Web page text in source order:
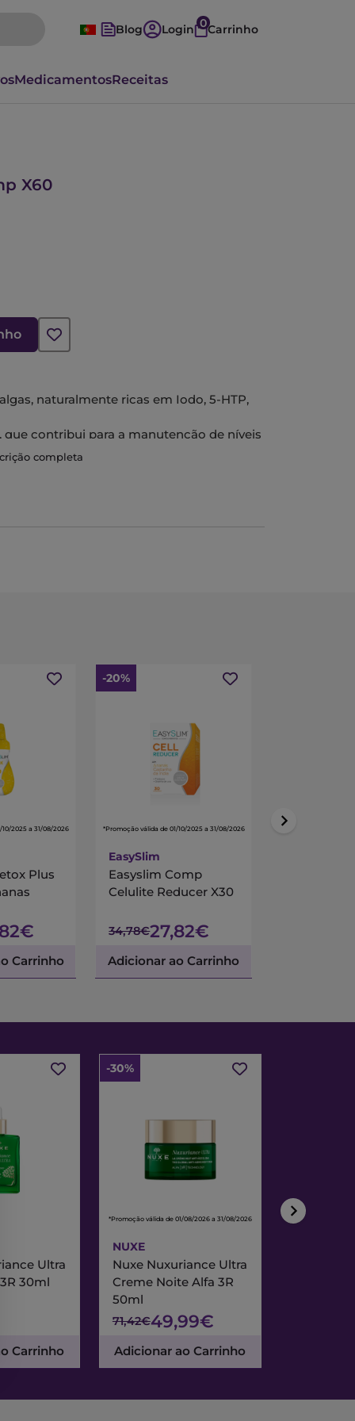
Blog Login 0Carrinho
MedicamentosReceitas
X60
naturalmente ricas em Iodo, 5-HTP,
contribui para a manutenção de níveis
completa
2025 a 31/08/2026
Plus
Carrinho
-20%
*Promoção válida de 01/10/2025 a 31/08/2026
EasySlim
Easyslim Comp
Celulite Reducer X30
34,78€27,82€
Adicionar ao Carrinho
*Promoção válida de
Ultra
30ml
Carrinho
-30%
*Promoção válida de 01/08/2026 a 31/08/2026
NUXE
Nuxe Nuxuriance Ultra
Creme Noite Alfa 3R
50ml
71,42€49,99€
Adicionar ao Carrinho
*Promoção válida